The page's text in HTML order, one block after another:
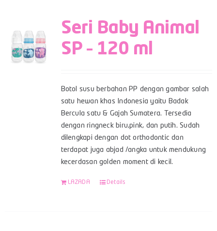
Seri Baby Animal
SP – 120 ml
Botol susu berbahan PP dengan gambar salah
satu hewan khas Indonesia yaitu Badak
Bercula satu & Gajah Sumatera. Tersedia
dengan ringneck biru,pink, dan putih. Sudah
dilengkapi dengan dot orthodontic dan
terdapat juga abjad /angka untuk mendukung
kecerdasan golden moment di kecil.
LAZADA Details